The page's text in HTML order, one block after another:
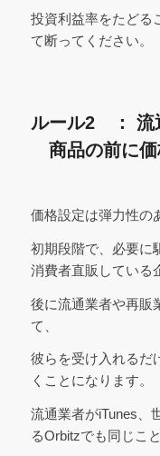
投資利益率をたどる
て断ってください。
ルール2 ： 流
商品の前に価
価格設定は弾力性の
初期段階で、必要に
消費者直販している
後に流通業者や再販
て、
彼らを受け入れるだ
くことになります。
流通業者がiTunes、
るOrbitzでも同じこと